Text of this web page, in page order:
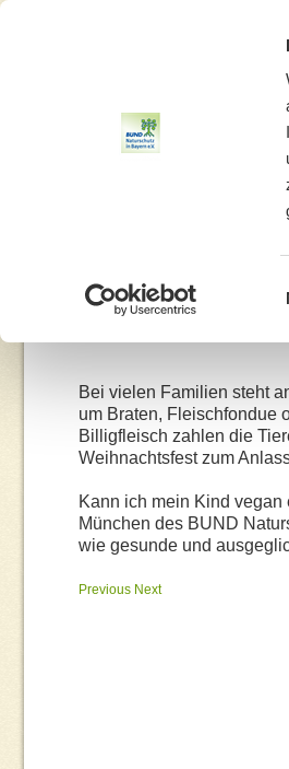
Bei vielen Familien steht
um Braten, Fleischfondue
Billigfleisch zahlen die
Weihnachtsfest zum
Kann ich mein Kind
München des BUND
wie gesunde und
Previous Next